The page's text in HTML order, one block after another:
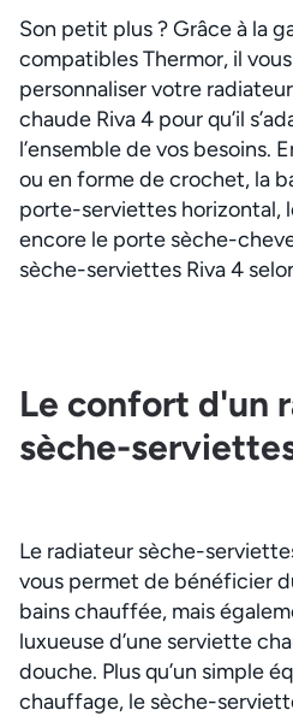
Son petit plus ? Grâce à la
compatibles Thermor, il
personnaliser votre
chaude Riva 4 pour qu’il
l’ensemble de vos besoins.
ou en forme de crochet, la
porte-serviettes horizontal,
encore le porte sèche-
sèche-serviettes Riva 4
Le confort d'un
sèche-
Le radiateur sèche-
vous permet de bénéficier
bains chauffée, mais
luxueuse d’une serviette
douche. Plus qu’un simple
chauffage, le sèche-